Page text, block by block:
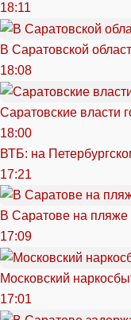
18:11
В Саратовской
18:08
Саратовские власти
18:00
ВТБ: на
17:21
В Саратове на пляже
17:09
Московский
17:01